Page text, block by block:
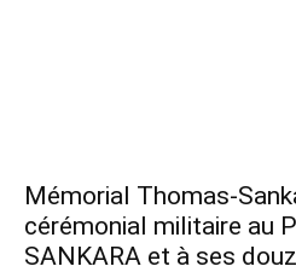
Mémorial Thomas-
cérémonial militaire au
SANKARA et à ses